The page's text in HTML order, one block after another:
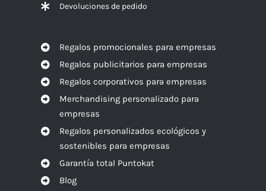
Devoluciones de pedido
Regalos promocionales para empresas
Regalos publicitarios para empresas
Regalos corporativos para empresas
Merchandising personalizado para
empresas
Regalos personalizados ecológicos y
sostenibles para empresas
Garantía total Puntokat
Blog